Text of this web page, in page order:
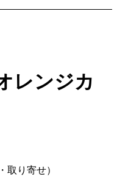
レンジカ
取り寄せ）